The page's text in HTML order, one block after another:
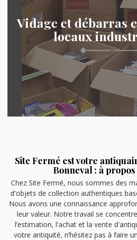
Vidage et débarras
locaux
Site Fermé est votre
Bonneval : à
Chez Site Fermé, nous sommes des
d'objets de collection authentiques
Nous avons une connaissance
leur valeur. Notre travail se
l’estimation, l'achat et la vente
votre antiquité, n’hésitez pas à faire